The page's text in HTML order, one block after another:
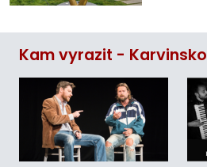
Kam vyrazit - Karvinsko